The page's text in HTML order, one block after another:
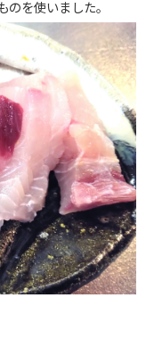
を使いました。